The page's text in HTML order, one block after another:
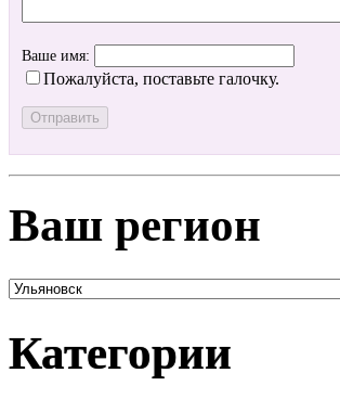
Ваше имя:
Пожалуйста, поставьте галочку.
Ваш регион
Категории